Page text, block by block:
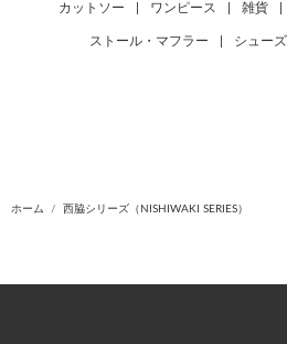
カットソー ワンピース 雑貨
ストール・マフラー シューズ
ホーム 西脇シリーズ（NISHIWAKI SERIES）